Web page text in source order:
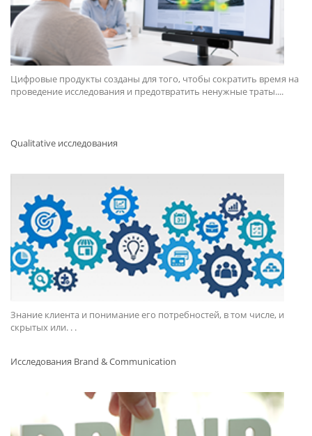
Цифровые продукты созданы для того, чтобы сократить время на
проведение исследования и предотвратить ненужные траты....
Qualitative исследования
Знание клиента и понимание его потребностей, в том числе, и
скрытых или. . .
Исследования Brand & Communication